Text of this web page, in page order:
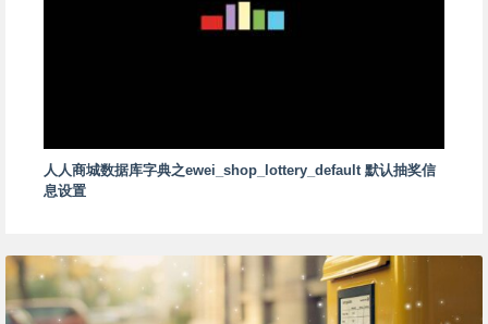
人人商城数据库字典之ewei_shop_lottery_default 默认抽奖信
息设置